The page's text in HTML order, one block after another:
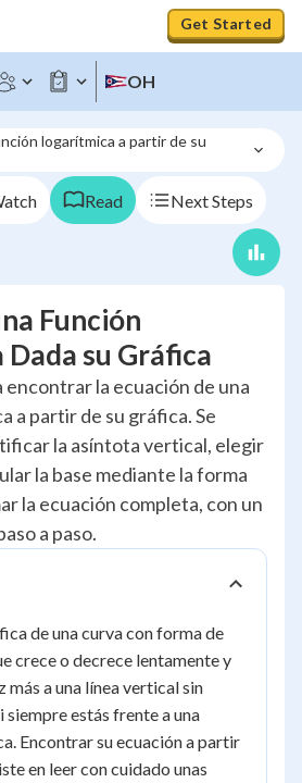
Get Started
OH
logarítmica a partir de su
Read Next Steps
Función
su Gráfica
encontrar la ecuación de una
a partir de su gráfica. Se
la asíntota vertical, elegir
la base mediante la forma
la ecuación completa, con un
a paso.
de una curva con forma de
crece o decrece lentamente y
más a una línea vertical sin
siempre estás frente a una
Encontrar su ecuación a partir
en leer con cuidado unas